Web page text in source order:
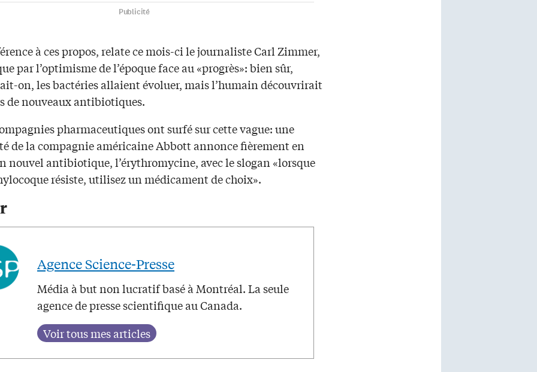
Publicité
à ces propos, relate ce mois-ci le journaliste Carl Zimmer,
par l’optimisme de l’époque face au «progrès»: bien sûr,
on, les bactéries allaient évoluer, mais l’humain découvrirait
de nouveaux antibiotiques.
pharmaceutiques ont surfé sur cette vague: une
de la compagnie américaine Abbott annonce fièrement en
nouvel antibiotique, l’érythromycine, avec le slogan «lorsque
résiste, utilisez un médicament de choix».
Agence Science-Presse
Média à but non lucratif basé à Montréal. La seule
agence de presse scientifique au Canada.